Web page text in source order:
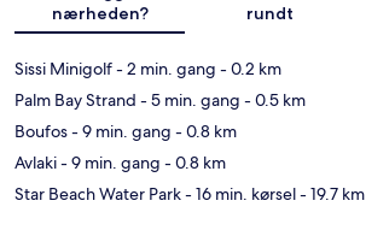
nærheden?
rundt
Sissi Minigolf- 2 min. gang - 0.2 km
Palm Bay Strand - 5 min. gang - 0.5 km
Boufos- 9 min. gang - 0.8 km
Avlaki- 9 min. gang - 0.8 km
Star Beach Water Park- 16 min. kørsel- 19.7 km